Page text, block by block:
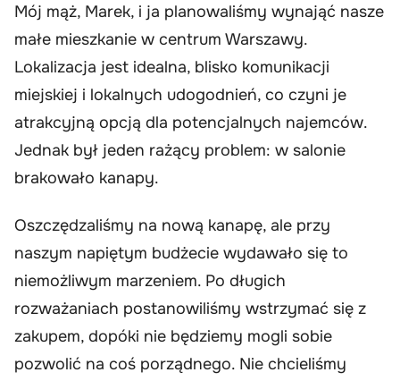
Mój mąż, Marek, i ja planowaliśmy wynająć nasze
małe mieszkanie w centrum Warszawy.
Lokalizacja jest idealna, blisko komunikacji
miejskiej i lokalnych udogodnień, co czyni je
atrakcyjną opcją dla potencjalnych najemców.
Jednak był jeden rażący problem: w salonie
brakowało kanapy.
Oszczędzaliśmy na nową kanapę, ale przy
naszym napiętym budżecie wydawało się to
niemożliwym marzeniem. Po długich
rozważaniach postanowiliśmy wstrzymać się z
zakupem, dopóki nie będziemy mogli sobie
pozwolić na coś porządnego. Nie chcieliśmy